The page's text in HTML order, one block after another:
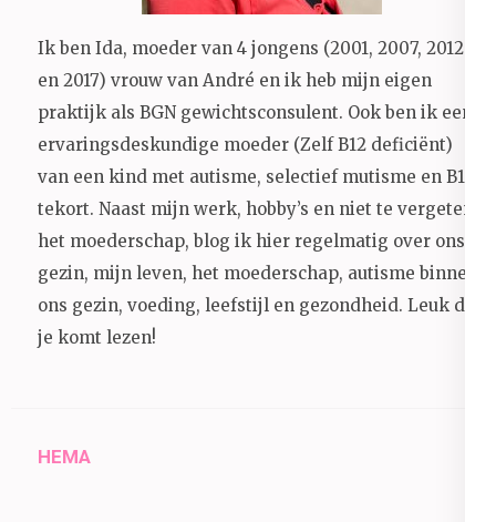
Ik ben Ida, moeder van 4 jongens (2001, 2007, 2012
en 2017) vrouw van André en ik heb mijn eigen
praktijk als BGN gewichtsconsulent. Ook ben ik een
ervaringsdeskundige moeder (Zelf B12 deficiënt)
van een kind met autisme, selectief mutisme en B12
tekort. Naast mijn werk, hobby’s en niet te vergeten
het moederschap, blog ik hier regelmatig over ons
gezin, mijn leven, het moederschap, autisme binnen
ons gezin, voeding, leefstijl en gezondheid. Leuk dat
je komt lezen!
HEMA